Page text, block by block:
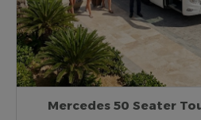
Mercedes 50 Seater